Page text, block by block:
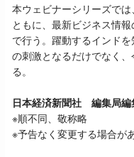
本ウェビナーシリーズで
ともに、最新ビジネス情
で行う。躍動するインド
の刺激となるだけでなく
る。
日本経済新聞社 編集局
※順不同、敬称略
※予告なく変更する場合が